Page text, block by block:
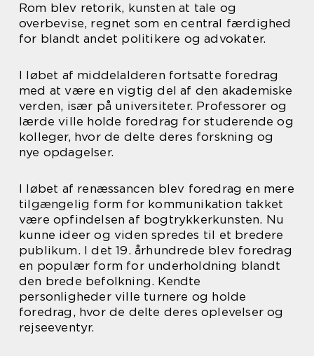
Rom blev retorik, kunsten at tale og
overbevise, regnet som en central færdighed
for blandt andet politikere og advokater.
I løbet af middelalderen fortsatte foredrag
med at være en vigtig del af den akademiske
verden, især på universiteter. Professorer og
lærde ville holde foredrag for studerende og
kolleger, hvor de delte deres forskning og
nye opdagelser.
I løbet af renæssancen blev foredrag en mere
tilgængelig form for kommunikation takket
være opfindelsen af bogtrykkerkunsten. Nu
kunne ideer og viden spredes til et bredere
publikum. I det 19. århundrede blev foredrag
en populær form for underholdning blandt
den brede befolkning. Kendte
personligheder ville turnere og holde
foredrag, hvor de delte deres oplevelser og
rejseeventyr.